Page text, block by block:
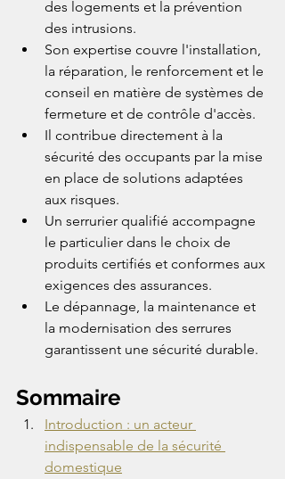
des logements et la prévention
des intrusions.
Son expertise couvre l'installation,
la réparation, le renforcement et le
conseil en matière de systèmes de
fermeture et de contrôle d'accès.
Il contribue directement à la
sécurité des occupants par la mise
en place de solutions adaptées
aux risques.
Un serrurier qualifié accompagne
le particulier dans le choix de
produits certifiés et conformes aux
exigences des assurances.
Le dépannage, la maintenance et
la modernisation des serrures
garantissent une sécurité durable.
Sommaire
Introduction : un acteur
indispensable de la sécurité
domestique